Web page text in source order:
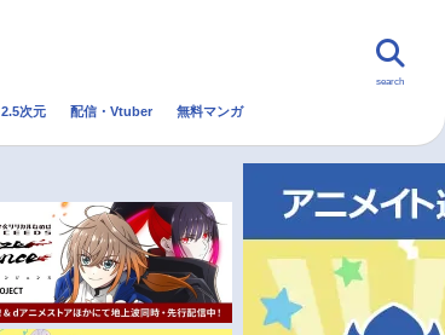
トレンド 無料マンガ
秋アニメ
search
2.5次元 配信・Vtuber 無料マンガ